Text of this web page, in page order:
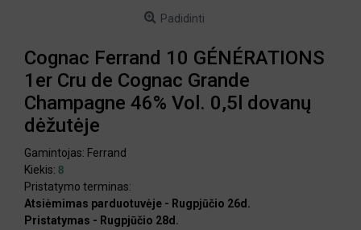
Padidinti
Cognac Ferrand 10 GÉNÉRATIONS
1er Cru de Cognac Grande
Champagne 46% Vol. 0,5l dovanų
dėžutėje
Gamintojas: Ferrand
Kiekis: 8
Pristatymo terminas:
Atsiėmimas parduotuvėje - Rugpjūčio 26d.
Pristatymas - Rugpjūčio 28d.